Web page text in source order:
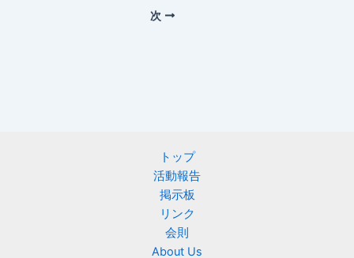
次
トップ
活動報告
掲示板
リンク
会則
About Us